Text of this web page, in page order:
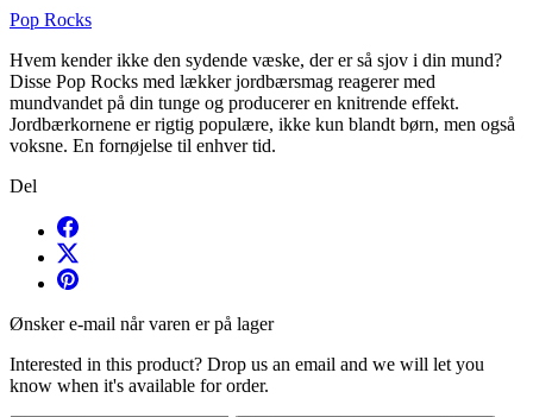
Pop Rocks
Hvem kender ikke den sydende væske, der er så sjov i din mund?
Disse Pop Rocks med lækker jordbærsmag reagerer med
mundvandet på din tunge og producerer en knitrende effekt.
Jordbærkornene er rigtig populære, ikke kun blandt børn, men også
voksne. En fornøjelse til enhver tid.
Del
Ønsker e-mail når varen er på lager
Interested in this product? Drop us an email and we will let you
know when it's available for order.